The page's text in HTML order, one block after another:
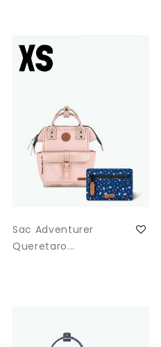
Sac Adventurer
Queretaro...